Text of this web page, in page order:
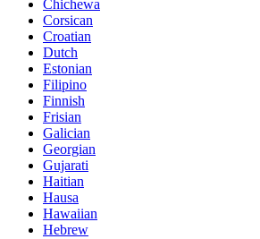
Chichewa
Corsican
Croatian
Dutch
Estonian
Filipino
Finnish
Frisian
Galician
Georgian
Gujarati
Haitian
Hausa
Hawaiian
Hebrew